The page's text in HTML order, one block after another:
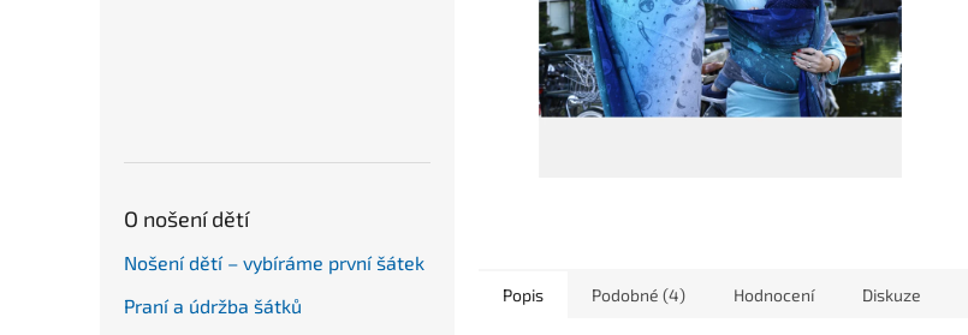
O nošení dětí
Nošení dětí – vybíráme první šátek
Praní a údržba šátků
Popis Podobné (4) Hodnocení Diskuze